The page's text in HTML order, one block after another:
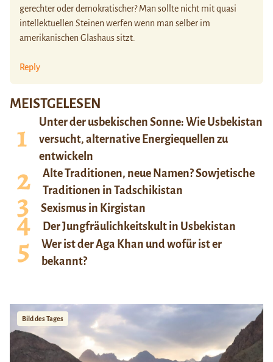
MEISTGELESEN
Unter der usbekischen Sonne: Wie Usbekistan
versucht, alternative Energiequellen zu
entwickeln
Alte Traditionen, neue Namen? Sowjetische
Traditionen in Tadschikistan
Sexismus in Kirgistan
Der Jungfräulichkeitskult in Usbekistan
Wer ist der Aga Khan und wofür ist er
bekannt?
Bild des Tages
gerechter oder demokratischer? Man sollte nicht mit quasi
intellektuellen Steinen werfen wenn man selber im
amerikanischen Glashaus sitzt.
Reply